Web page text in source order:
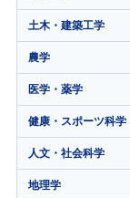
土木・建築工学
農学
医学・薬学
健康・スポーツ科学
人文・社会科学
地理学